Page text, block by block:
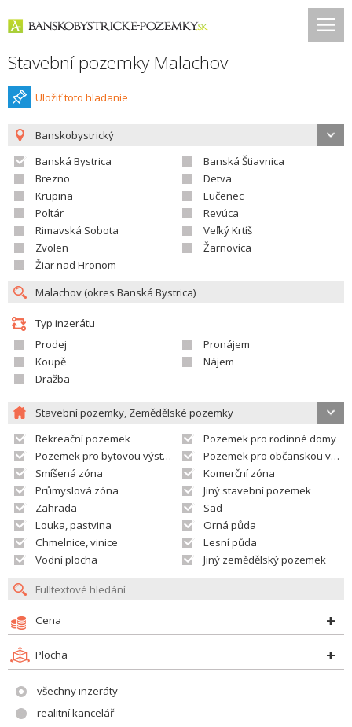
Stavební pozemky Malachov
Uložiť toto hladanie
Banskobystrický
Banská Bystrica
Banská Štiavnica
Brezno
Detva
Krupina
Lučenec
Poltár
Revúca
Rimavská Sobota
Veľký Krtíš
Zvolen
Žarnovica
Žiar nad Hronom
Typ inzerátu
Prodej
Pronájem
Koupě
Nájem
Dražba
Stavební pozemky, Zemědělské pozemky
Rekreační pozemek
Pozemek pro rodinné domy
Pozemek pro bytovou výstavbu
Pozemek pro občanskou vybavenost
Smíšená zóna
Komerční zóna
Průmyslová zóna
Jiný stavební pozemek
Zahrada
Sad
Louka, pastvina
Orná půda
Chmelnice, vinice
Lesní půda
Vodní plocha
Jiný zemědělský pozemek
Cena
Plocha
všechny inzeráty
realitní kancelář